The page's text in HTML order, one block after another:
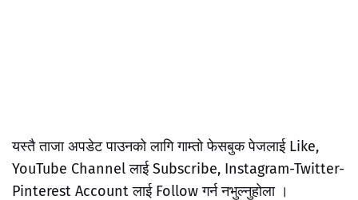
यस्तै ताजा अपडेट पाउनको लागि गाम्तो फेसबुक पेजलाई Like,
YouTube Channel लाई Subscribe, Instagram-Twitter-
Pinterest Account लाई Follow गर्न नभुल्नुहोला ।